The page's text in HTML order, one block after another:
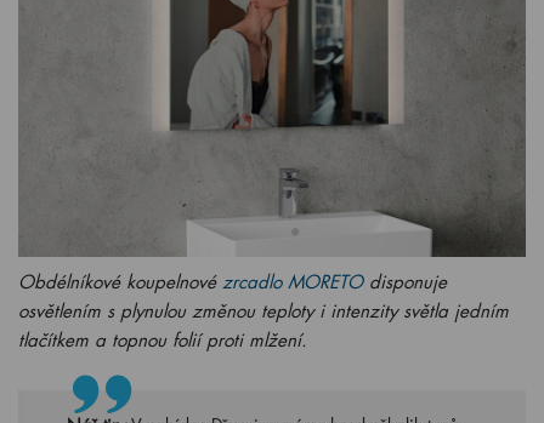
Obdélníkové koupelnové zrcadlo MORETOdisponuje
osvětlením s plynulou změnou teploty i intenzity světla jedním
tlačítkem a topnou folií proti mlžení.